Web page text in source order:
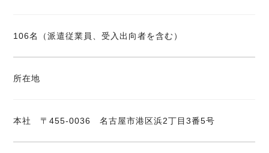
106名（派遣従業員、受入出向者を含む）
所在地
本社 〒455-0036 名古屋市港区浜2丁目3番5号